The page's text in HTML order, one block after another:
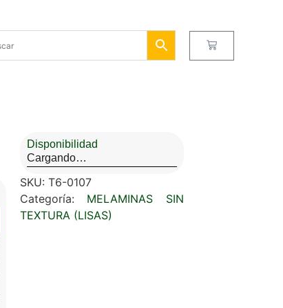
Disponibilidad
Cargando…
SKU: T6-0107
Categoría: MELAMINAS SIN
TEXTURA (LISAS)